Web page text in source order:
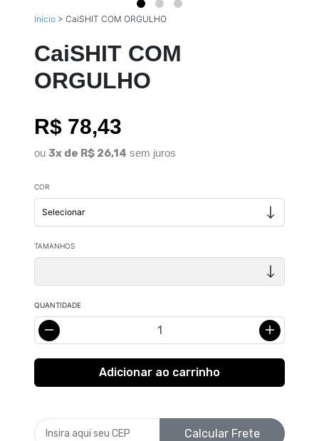
Início > CaiSHIT COM ORGULHO
CaiSHIT COM
ORGULHO
R$ 78,43
ou 3x de R$ 26,14 sem juros
COR
TAMANHOS
QUANTIDADE
Calcular Frete